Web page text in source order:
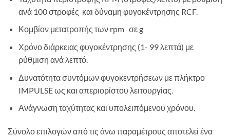
ανά 100 στροφές και δύναμη φυγοκέντρησης RCF.
Κομβίον μετατροπής των rpm σε g
Χρόνο διάρκειας φυγοκέντρησης (1- 99 λεπτά) με
ρύθμιση ανά λεπτό.
Δυνατότητα συντόμων φυγοκεντρήσεων με πλήκτρο
IMPULSE ως και απεριορίστου λειτουργίας.
Ανάγνωση ταχύτητας και υπολειπόμενου χρόνου.
Σύνολο επιλογών από τις άνω παραμέτρους αποτελεί ένα